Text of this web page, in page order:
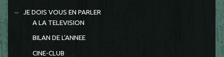
JE DOIS VOUS EN PARLER
A LA TELEVISION
BILAN DE L'ANNEE
CINE-CLUB